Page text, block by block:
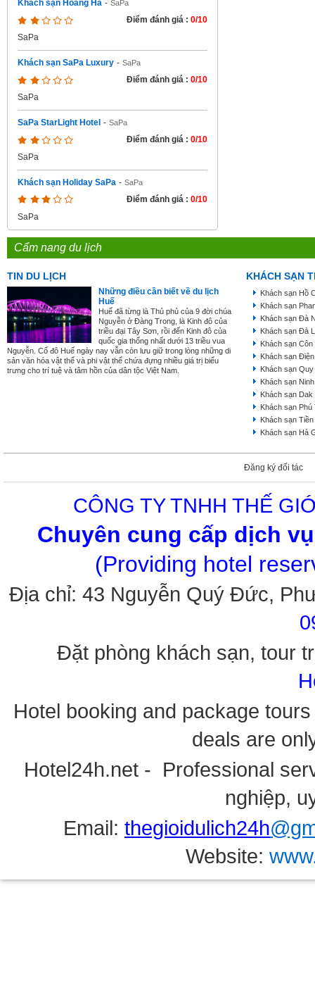
Khách sạn Hoàng Hà - SaPa
Điểm đánh giá : 0/10
SaPa
Khách sạn SaPa Luxury - SaPa
Điểm đánh giá : 0/10
SaPa
SaPa StarLight Hotel - SaPa
Điểm đánh giá : 0/10
SaPa
Khách sạn Holiday SaPa - SaPa
Điểm đánh giá : 0/10
SaPa
Cẩm nang du lịch
TIN DU LỊCH
Những điều cần biết về du lịch
Huế
Huế đã từng là Thủ phủ của 9 đời chúa
Nguyễn ở Đàng Trong, là Kinh đô của
triều đại Tây Sơn, rồi đến Kinh đô của
quốc gia thống nhất dưới 13 triều vua
Nguyễn. Cố đô Huế ngày nay vẫn còn lưu giữ trong lòng những di
sản văn hóa vật thể và phi vật thể chứa đựng nhiều giá trị biểu
trưng cho trí tuệ và tâm hồn của dân tộc Việt Nam.
KHÁCH SẠN
Khách sạn Hồ
Khách sạn
Khách sạn Đà
Khách sạn Đà
Khách sạn
Khách sạn
Khách sạn
Khách sạn
Khách sạn Dak
Khách sạn Phú
Khách sạn
Khách sạn Hà
Đăng ký đối tác
CÔNG TY TNHH THẾ
Chuyên cung cấp dịch
(Providing hotel
Địa chỉ: 43 Nguyễn Quý Đức,
Đặt phòng khách sạn, tour
Hotel booking and package
deals are
Hotel24h.net - Professional
nghiệp,
Email: thegioidulich24h
Website: